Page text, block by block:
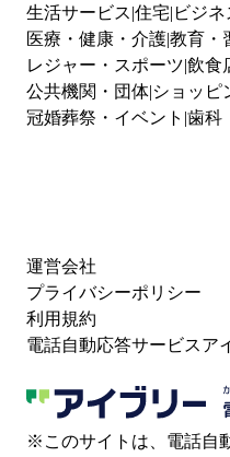
生活サービス 住宅 ビジネ
医療・健康・介護教育・
レジャー・スポーツ 飲食
公共機関・団体 ショッピ
冠婚葬祭・イベント 歯科
運営会社
プライバシーポリシー
利用規約
電話自動応答サービスア
※このサイトは、電話自